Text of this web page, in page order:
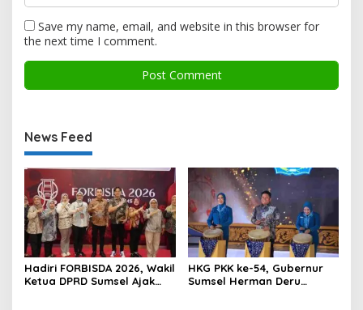
Save my name, email, and website in this browser for
the next time I comment.
News Feed
Hadiri FORBISDA 2026, Wakil
Ketua DPRD Sumsel Ajak
HKG PKK ke-54, Gubernur
Sumsel Herman Deru